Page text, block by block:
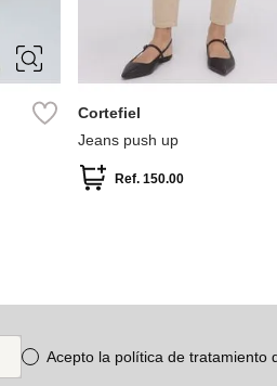
38
42
Cortefiel
Jeans push up
Ref. 150.00
Acepto la política de tratamiento